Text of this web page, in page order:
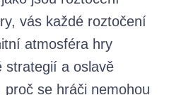
vás každé roztočení
atmosféra hry
strategií a oslavě
se hráči nemohou